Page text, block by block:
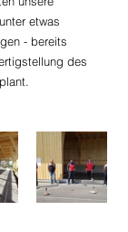
etwas
- bereits
des